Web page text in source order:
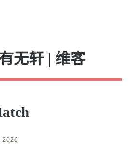
无轩 | 维客
2026